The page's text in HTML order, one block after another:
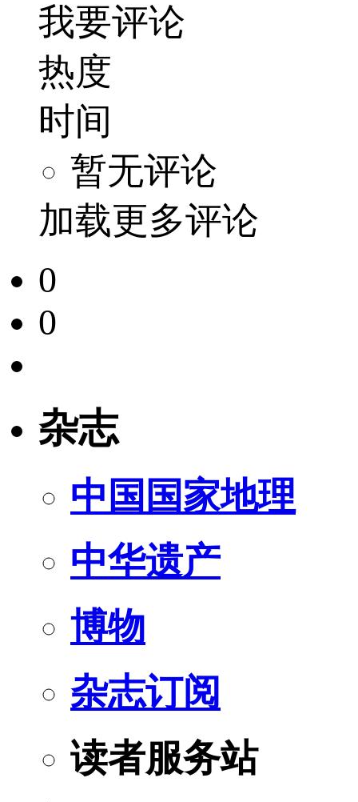
我要评论
热度
时间
暂无评论
加载更多评论
0
0
杂志
中国国家地理
中华遗产
博物
杂志订阅
读者服务站